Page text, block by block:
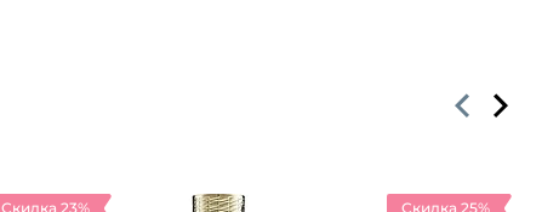
Скидка 23% Скидка 25%